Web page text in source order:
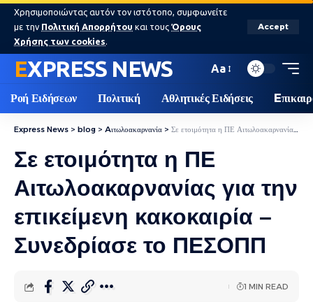
Χρησιμοποιώντας αυτόν τον ιστότοπο, συμφωνείτε
με την Πολιτική Απορρήτου και τους Όρους
Χρήσης των cookies.
Accept
EXPRESS NEWS Aa
Ροή Ειδήσεων Πολιτική Αθλητικές Ειδήσεις
Express News > blog > Aιτωλοακαρνανία > Σε ετοιμότητα η ΠΕ Αιτωλοακαρνανίας για την επικείμενη κακοκαιρία – Συνεδρίασε το ΠΕΣΟΠΠ
Σε ετοιμότητα η ΠΕ
Αιτωλοακαρνανίας για την
επικείμενη κακοκαιρία –
Συνεδρίασε το ΠΕΣΟΠΠ
1 MIN READ